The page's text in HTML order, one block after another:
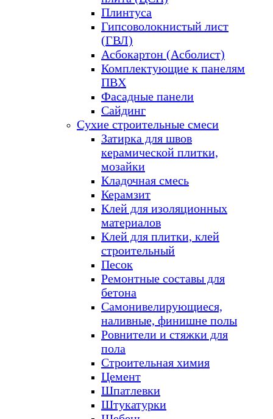
Плинтуса
Гипсоволокнистый лист
(ГВЛ)
Асбокартон (Асболист)
Комплектующие к панелям
ПВХ
Фасадные панели
Сайдинг
Сухие строительные смеси
Затирка для швов
керамической плитки,
мозайки
Кладочная смесь
Керамзит
Клей для изоляционных
материалов
Клей для плитки, клей
строительный
Песок
Ремонтные составы для
бетона
Самонивелирующиеся,
наливные, финишне полы
Ровнители и стяжки для
пола
Строительная химия
Цемент
Шпатлевки
Штукатурки